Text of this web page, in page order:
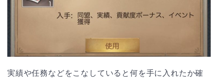
実績や任務などをこなしていると何を手に入れたか確